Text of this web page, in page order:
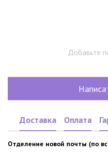
Добавьте
Доставка Оплата
Отделение новой почты (по